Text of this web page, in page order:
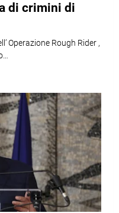
di crimini di
Operazione Rough Rider ,